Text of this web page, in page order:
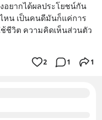
อยากได้ผลประโยชน์กัน
น เป็นคนดีมันก็แค่การ
ชีวิต ความคิดเห็นส่วนตัว
2 1 1